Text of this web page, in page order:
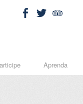
Aprenda